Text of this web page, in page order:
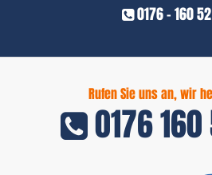
0176 - 160
Rufen Sie uns an, wir
0176